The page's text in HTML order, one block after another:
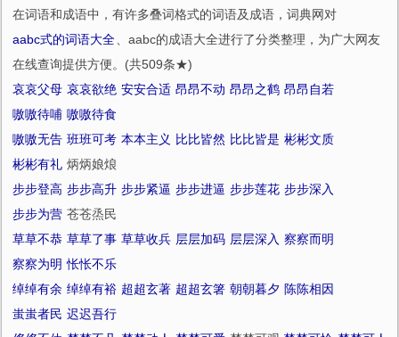
在词语和成语中，有许多叠词格式的词语及成语，词典网对
aabc式的词语大全 、aabc的成语大全进行了分类整理，为广大网友
在线查询提供方便。(共509条★)
哀哀父母 哀哀欲绝 安安合适 昂昂不动 昂昂之鹤 昂昂自若
嗷嗷待哺 嗷嗷待食
嗷嗷无告 班班可考 本本主义 比比皆然 比比皆是 彬彬文质
彬彬有礼 炳炳娘烺
步步登高 步步高升 步步紧逼 步步进逼 步步莲花 步步深入
步步为营 苍苍烝民
草草不恭 草草了事 草草收兵 层层加码 层层深入 察察而明
察察为明 怅怅不乐
绰绰有余 绰绰有裕 超超玄著 超超玄箸 朝朝暮夕 陈陈相因
蚩蚩者民 迟迟吾行